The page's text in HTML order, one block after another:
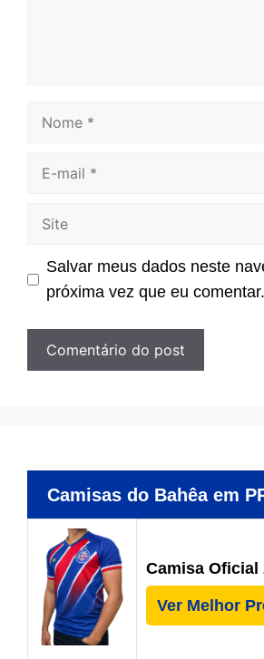
Nome
Site
Salvar meus dados neste
próxima vez que eu comentar.
Camisas do Bahêa em
Camisa Oficial
Ver Melhor